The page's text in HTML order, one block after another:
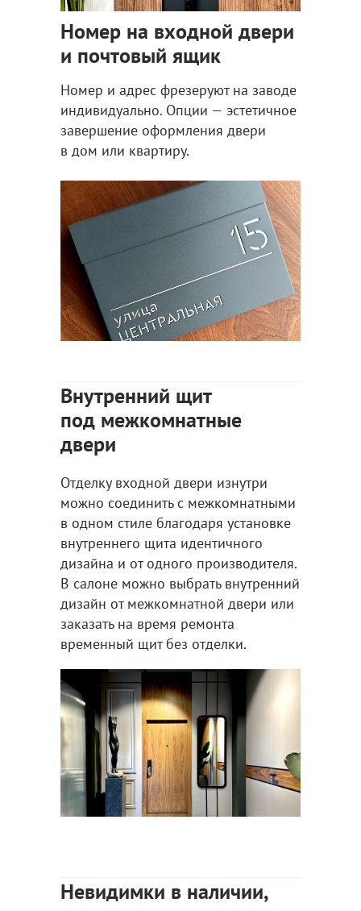
Номер на входной двери
и почтовый ящик
Номер и адрес фрезеруют на заводе
индивидуально. Опции — эстетичное
завершение оформления двери
в дом или квартиру.
Внутренний щит
под межкомнатные
двери
Отделку входной двери изнутри
можно соединить с межкомнатными
в одном стиле благодаря установке
внутреннего щита идентичного
дизайна и от одного производителя.
В салоне можно выбрать внутренний
дизайн от межкомнатной двери или
заказать на время ремонта
временный щит без отделки.
Невидимки в наличии,